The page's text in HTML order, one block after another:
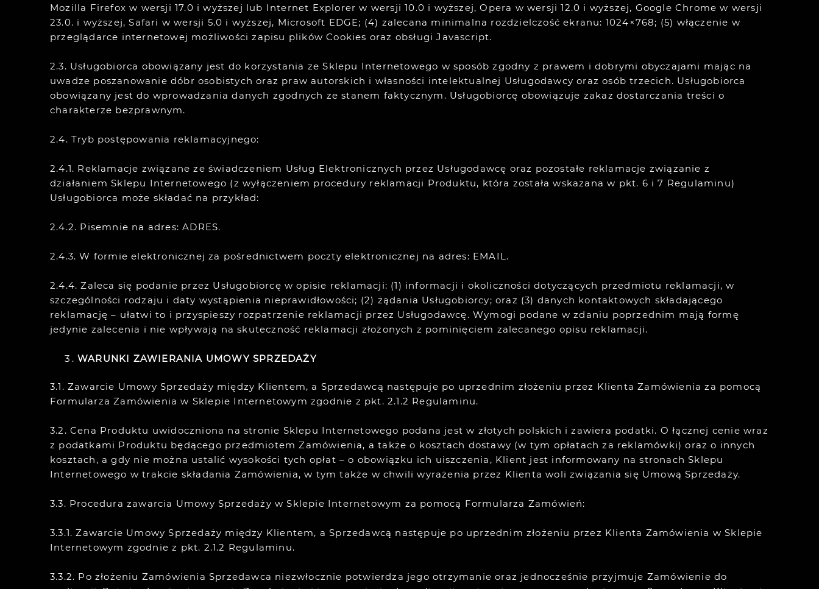
Mozilla Firefox w wersji 17.0 i wyższej lub Internet Explorer w wersji 10.0 i wyższej, Opera w wersji 12.0 i wyższej, Google Chrome w wersji
23.0. i wyższej, Safari w wersji 5.0 i wyższej, Microsoft EDGE; (4) zalecana minimalna rozdzielczość ekranu: 1024×768; (5) włączenie w
przeglądarce internetowej możliwości zapisu plików Cookies oraz obsługi Javascript.
2.3. Usługobiorca obowiązany jest do korzystania ze Sklepu Internetowego w sposób zgodny z prawem i dobrymi obyczajami mając na
uwadze poszanowanie dóbr osobistych oraz praw autorskich i własności intelektualnej Usługodawcy oraz osób trzecich. Usługobiorca
obowiązany jest do wprowadzania danych zgodnych ze stanem faktycznym. Usługobiorcę obowiązuje zakaz dostarczania treści o
charakterze bezprawnym.
2.4. Tryb postępowania reklamacyjnego:
2.4.1. Reklamacje związane ze świadczeniem Usług Elektronicznych przez Usługodawcę oraz pozostałe reklamacje związanie z
działaniem Sklepu Internetowego (z wyłączeniem procedury reklamacji Produktu, która została wskazana w pkt. 6 i 7 Regulaminu)
Usługobiorca może składać na przykład:
2.4.2. Pisemnie na adres: ADRES.
2.4.3. W formie elektronicznej za pośrednictwem poczty elektronicznej na adres: EMAIL.
2.4.4. Zaleca się podanie przez Usługobiorcę w opisie reklamacji: (1) informacji i okoliczności dotyczących przedmiotu reklamacji, w
szczególności rodzaju i daty wystąpienia nieprawidłowości; (2) żądania Usługobiorcy; oraz (3) danych kontaktowych składającego
reklamację – ułatwi to i przyspieszy rozpatrzenie reklamacji przez Usługodawcę. Wymogi podane w zdaniu poprzednim mają formę
jedynie zalecenia i nie wpływają na skuteczność reklamacji złożonych z pominięciem zalecanego opisu reklamacji.
WARUNKI ZAWIERANIA UMOWY SPRZEDAŻY
3.1. Zawarcie Umowy Sprzedaży między Klientem, a Sprzedawcą następuje po uprzednim złożeniu przez Klienta Zamówienia za pomocą
Formularza Zamówienia w Sklepie Internetowym zgodnie z pkt. 2.1.2 Regulaminu.
3.2. Cena Produktu uwidoczniona na stronie Sklepu Internetowego podana jest w złotych polskich i zawiera podatki. O łącznej cenie wraz
z podatkami Produktu będącego przedmiotem Zamówienia, a także o kosztach dostawy (w tym opłatach za reklamówki) oraz o innych
kosztach, a gdy nie można ustalić wysokości tych opłat – o obowiązku ich uiszczenia, Klient jest informowany na stronach Sklepu
Internetowego w trakcie składania Zamówienia, w tym także w chwili wyrażenia przez Klienta woli związania się Umową Sprzedaży.
3.3. Procedura zawarcia Umowy Sprzedaży w Sklepie Internetowym za pomocą Formularza Zamówień:
3.3.1. Zawarcie Umowy Sprzedaży między Klientem, a Sprzedawcą następuje po uprzednim złożeniu przez Klienta Zamówienia w Sklepie
Internetowym zgodnie z pkt. 2.1.2 Regulaminu.
3.3.2. Po złożeniu Zamówienia Sprzedawca niezwłocznie potwierdza jego otrzymanie oraz jednocześnie przyjmuje Zamówienie do